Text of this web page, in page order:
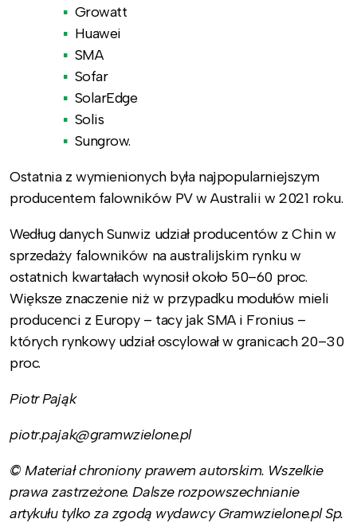
Growatt
Huawei
SMA
Sofar
SolarEdge
Solis
Sungrow.
Ostatnia z wymienionych była najpopularniejszym
producentem falowników PV w Australii w 2021 roku.
Według danych Sunwiz udział producentów z Chin w
sprzedaży falowników na australijskim rynku w
ostatnich kwartałach wynosił około 50–60 proc.
Większe znaczenie niż w przypadku modułów mieli
producenci z Europy – tacy jak SMA i Fronius –
których rynkowy udział oscylował w granicach 20–30
proc.
Piotr Pająk
piotr.pajak@gramwzielone.pl
© Materiał chroniony prawem autorskim. Wszelkie
prawa zastrzeżone. Dalsze rozpowszechnianie
artykułu tylko za zgodą wydawcy Gramwzielone.pl Sp.